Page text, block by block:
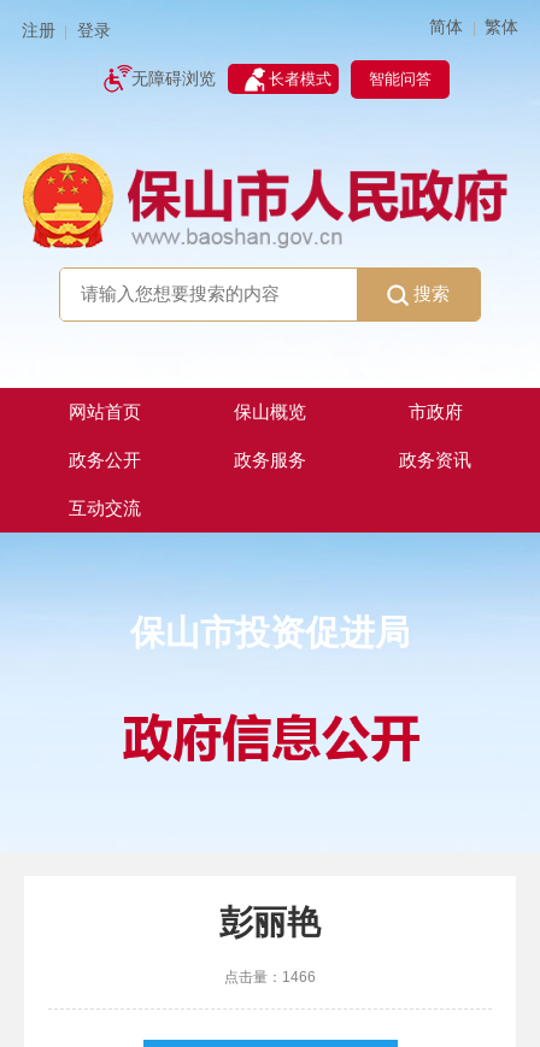
注册 登录 简体 | 繁体
无障碍浏览 长者模式 智能问答
搜索
网站首页 保山概览 市政府
政务公开 政务服务 政务资讯
互动交流
保山市投资促进局
彭丽艳
点击量： 1466